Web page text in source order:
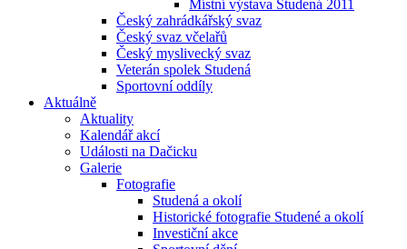
Místní výstava Studená 2011
Český zahrádkářský svaz
Český svaz včelařů
Český myslivecký svaz
Veterán spolek Studená
Sportovní oddíly
Aktuálně
Aktuality
Kalendář akcí
Události na Dačicku
Galerie
Fotografie
Studená a okolí
Historické fotografie Studené a okolí
Investiční akce